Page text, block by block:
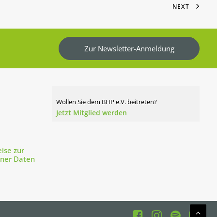
NEXT
Zur Newsletter-Anmeldung
zur
Daten
Wollen Sie dem BHP e.V. beitreten?
Jetzt Mitglied werden